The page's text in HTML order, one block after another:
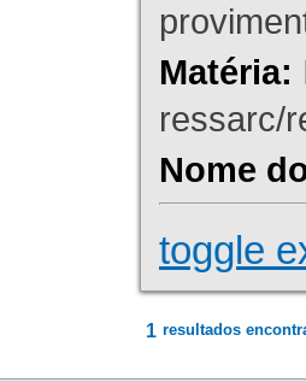
Matéria:
ressarc/
Nome
toggle
1 resultados